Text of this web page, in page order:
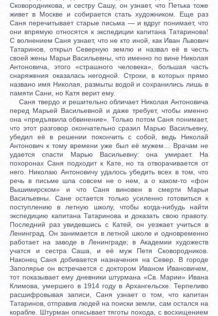
Сковородникова, и сестру Сашу, он узнает, что Петька тоже
живет в Москве и собирается стать художником. Еще раз
Саня перечитывает старые письма — и вдруг понимает, что
они впрямую относятся к экспедиции капитана Татаринова!
С волнением Саня узнает, что не кто иной, как Иван Львович
Татаринов, открыл Северную землю и назвал её в честь
своей жены Марьи Васильевны, что именно по вине Николая
Антоновича, этого «страшного человека», большая часть
снаряжения оказалась негодной. Строки, в которых прямо
названо имя Николая, размыты водой и сохранились лишь в
памяти Сани, но Катя верит ему.
Саня твердо и решительно обличает Николая Антоновича
перед Марьей Васильевной и даже требует, чтобы именно
она «предъявила обвинение». Только потом Саня понимает,
что этот разговор окончательно сразил Марью Васильевну,
убедил её в решении покончить с собой, ведь Николай
Антонович к тому времени уже был её мужем… Врачам не
удается спасти Марью Васильевну: она умирает. На
похоронах Саня подходит к Кате, но та отворачивается от
него. Николаю Антоновичу удалось убедить всех в том, что
речь в письме шла совсем не о нем, а о каком-то «фон
Вышимирском» и что Саня виновен в смерти Марьи
Васильевны. Сане остается только усиленно готовиться к
поступлению в летную школу, чтобы когда-нибудь найти
экспедицию капитана Татаринова и доказать свою правоту.
Последний раз увидевшись с Катей, он уезжает учиться в
Ленинград. Он занимается в летной школе и одновременно
работает на заводе в Ленинграде; в Академии художеств
учатся и сестра Саша, и её муж Петя Сковородников.
Наконец Саня добивается назначения на Север. В городе
Заполярье он встречается с доктором Иваном Ивановичем,
тот показывает ему дневники штурмана «Св. Марии» Ивана
Климова, умершего в 1914 году в Архангельске. Терпеливо
расшифровывая записи, Саня узнает о том, что капитан
Татаринов, отправив людей на поиски земли, сам остался на
корабле. Штурман описывает тяготы похода, с восхищением